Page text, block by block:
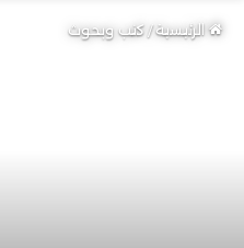
الرئيسية/كتب وبحوث